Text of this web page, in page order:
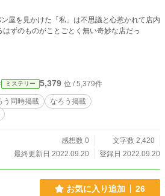
に「人間としての可能性」を問いかけ、海野の
ョン配信界に新たな風を吹き込むこととなる。
屋を見かけた「私」は不思議と心惹かれて店内
ミステリー 5,379 位 / 5,379件
う同時掲載
なろう掲載
感想数 0
文字数 2,420
最終更新日 2022.09.20
登録日 2022.09.20
お気に入り追加 26